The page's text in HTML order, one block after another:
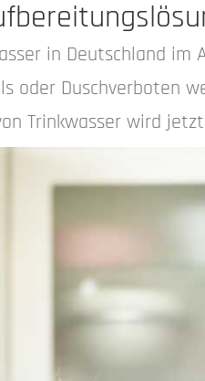
in Deutschland
oder Duschverboten
Trinkwasser wird